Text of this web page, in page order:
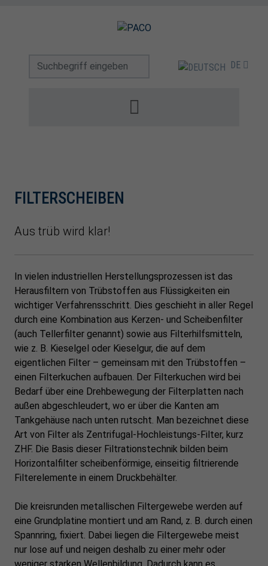
DE
FILTERSCHEIBEN
Aus trüb wird klar!
In vielen industriellen Herstellungsprozessen ist das
Herausfiltern von Trübstoffen aus Flüssigkeiten ein
wichtiger Verfahrensschritt. Dies geschieht in aller Regel
durch eine Kombination aus Kerzen- und Scheibenfilter
(auch Tellerfilter genannt) sowie aus Filterhilfsmitteln,
wie z. B. Kieselgel oder Kieselgur, die auf dem
eigentlichen Filter – gemeinsam mit den Trübstoffen –
einen Filterkuchen aufbauen. Der Filterkuchen wird bei
Bedarf über eine Drehbewegung der Filterplatten nach
außen abgeschleudert, wo er über die Kanten am
Tankgehäuse nach unten rutscht. Man bezeichnet diese
Art von Filter als Zentrifugal-Hochleistungs-Filter, kurz
ZHF. Die Basis dieser Filtrationstechnik bilden beim
Horizontalfilter scheibenförmige, einseitig filtrierende
Filterelemente in einem Druckbehälter.
Die kreisrunden metallischen Filtergewebe werden auf
eine Grundplatine montiert und am Rand, z. B. durch einen
Spannring, fixiert. Dabei liegen die Filtergewebe meist
nur lose auf und neigen deshalb zu einer mehr oder